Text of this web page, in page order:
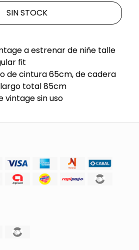
SIN STOCK
a estrenar de niñe talle
fit
de cintura 65cm, de cadera
total 85cm
vintage sin uso